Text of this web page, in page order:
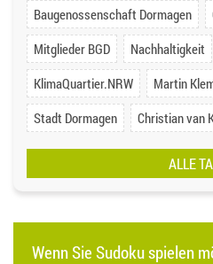
Baugenossenschaft Dormagen
Mitglieder BGD
Nachhaltigkeit
KlimaQuartier.NRW
Martin
Stadt Dormagen
Christian van
ALLE
Wenn Sie Sudoku spielen